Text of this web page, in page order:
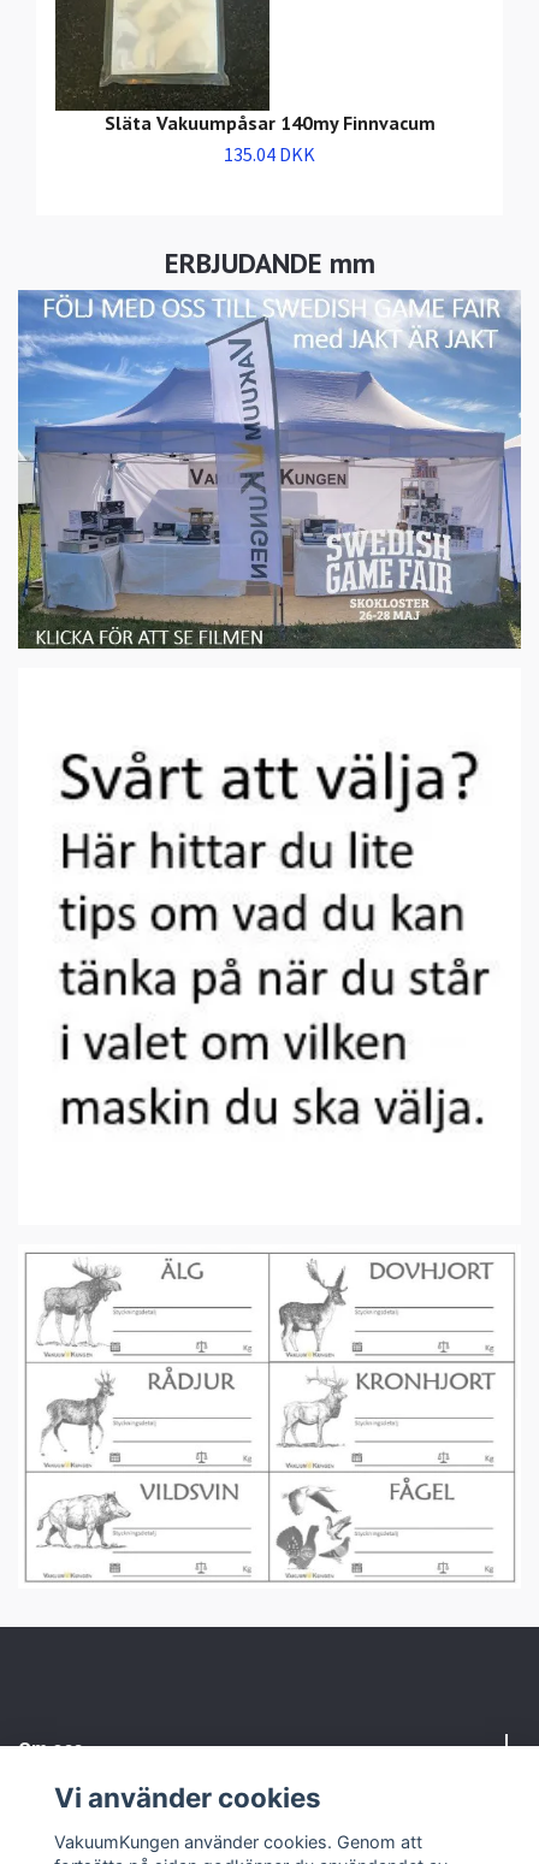
ERBJUDANDE mm
Släta Vakuumpåsar 140my Finnvacum
135.04 DKK
Om oss
Kundtjänst
Vi använder cookies
VakuumKungen använder cookies. Genom att